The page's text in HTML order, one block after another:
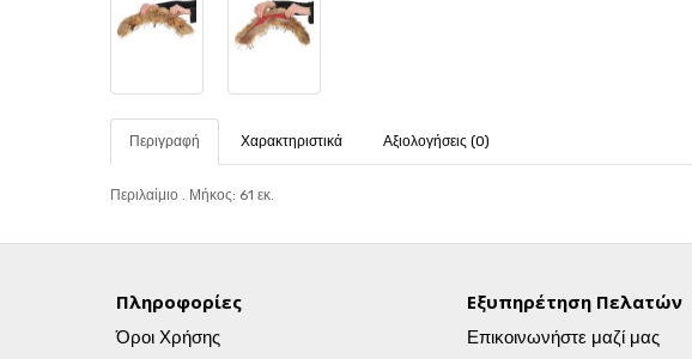
Περιγραφή Χαρακτηριστικά Αξιολογήσεις (0)
Περιλαίμιο . Μήκος: 61 εκ.
Πληροφορίες
Όροι Χρήσης
Εξυπηρέτηση Πελατών
Επικοινωνήστε μαζί μας